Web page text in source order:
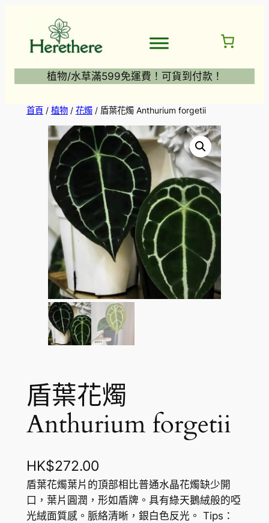
植物/水草滿599免運費！可貨到付款！
首頁/ 植物/ 花燭/ 盾葉花燭 Anthurium forgetii
盾葉花燭
Anthurium forgetii
HK$272.00
盾葉花燭葉片的頂部相比普通水晶花燭缺少開
口，葉片圓潤，形如盾牌。具有綠天鵝絨般的啞
光絨面質感。脈絡清晰，銀白色反光。 Tips：